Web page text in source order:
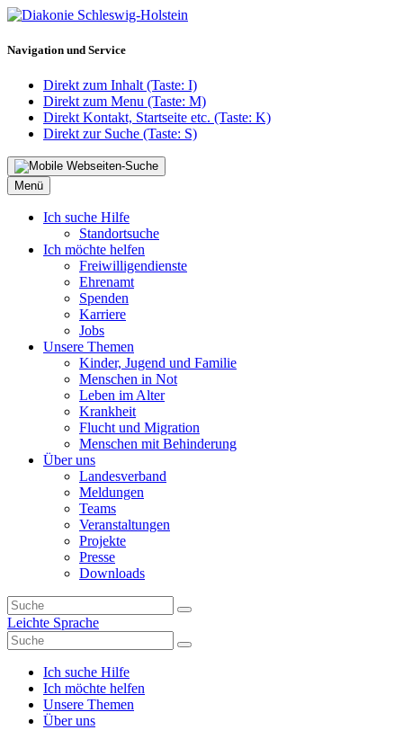
Navigation und Service
Direkt zum Inhalt (Taste: I)
Direkt zum Menu (Taste: M)
Direkt Kontakt, Startseite etc. (Taste: K)
Direkt zur Suche (Taste: S)
Menü
Ich suche Hilfe
Standortsuche
Ich möchte helfen
Freiwilligendienste
Ehrenamt
Spenden
Karriere
Jobs
Unsere Themen
Kinder, Jugend und Familie
Menschen in Not
Leben im Alter
Krankheit
Flucht und Migration
Menschen mit Behinderung
Über uns
Landesverband
Meldungen
Teams
Veranstaltungen
Projekte
Presse
Downloads
Leichte Sprache
Ich suche Hilfe
Ich möchte helfen
Unsere Themen
Über uns